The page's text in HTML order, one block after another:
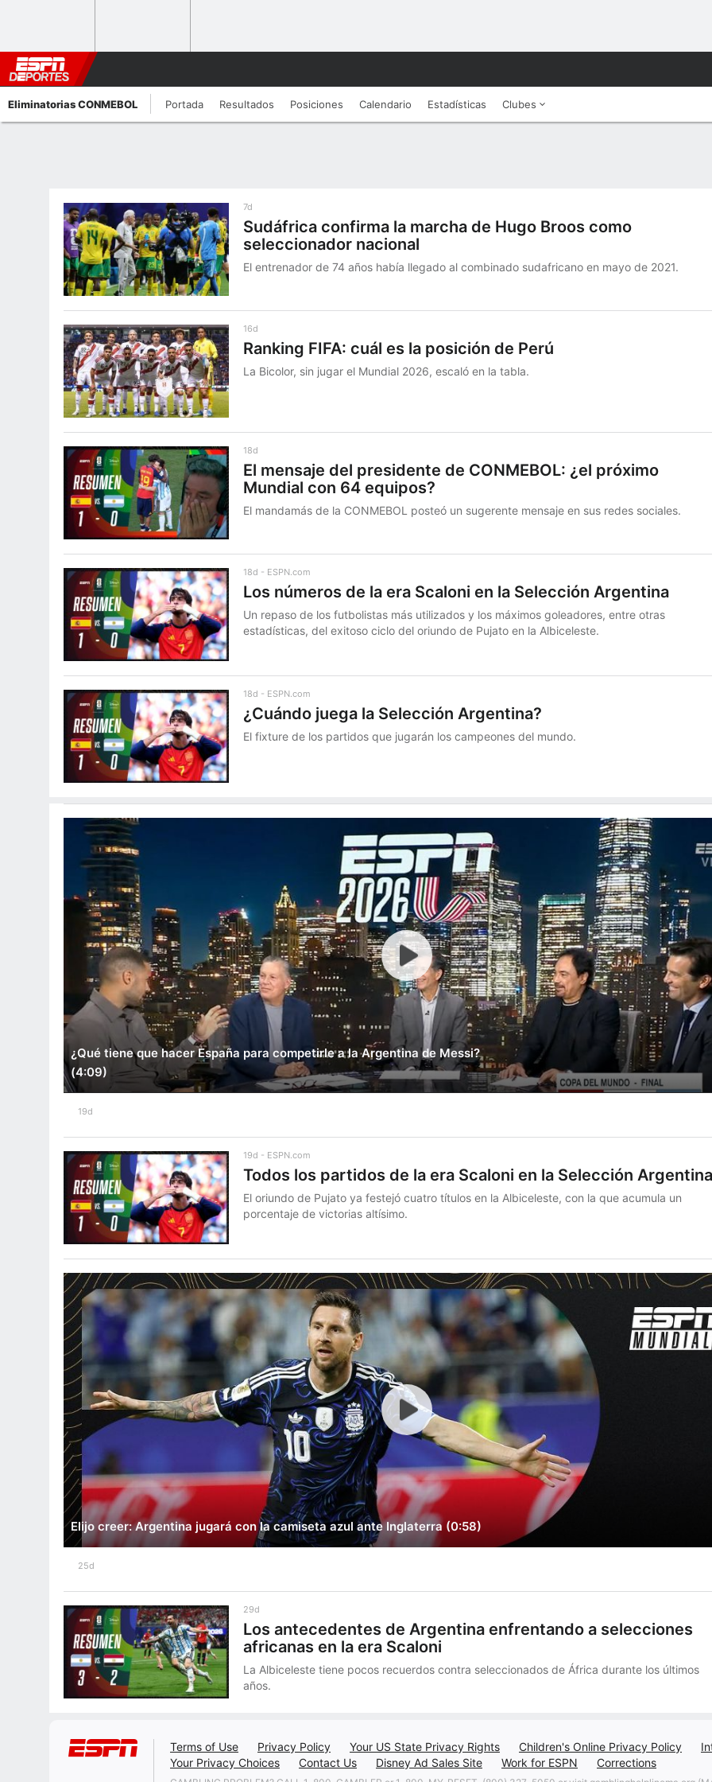
Eliminatorias CONMEBOL Portada Resultados Posiciones Calendario Estadísticas Clubes
7d
Sudáfrica confirma la marcha de Hugo Broos como
seleccionador nacional
El entrenador de 74 años había llegado al combinado sudafricano en mayo de 2021.
16d
Ranking FIFA: cuál es la posición de Perú
La Bicolor, sin jugar el Mundial 2026, escaló en la tabla.
18d
El mensaje del presidente de CONMEBOL: ¿el próximo
Mundial con 64 equipos?
El mandamás de la CONMEBOL posteó un sugerente mensaje en sus redes sociales.
18d ESPN.com
Los números de la era Scaloni en la Selección Argentina
Un repaso de los futbolistas más utilizados y los máximos goleadores, entre otras
estadísticas, del exitoso ciclo del oriundo de Pujato en la Albiceleste.
18d ESPN.com
¿Cuándo juega la Selección Argentina?
El fixture de los partidos que jugarán los campeones del mundo.
¿Qué tiene que hacer España para competirle a la Argentina de Messi?
(4:09)
19d
19d ESPN.com
Todos los partidos de la era Scaloni en la Selección Argentina
El oriundo de Pujato ya festejó cuatro títulos en la Albiceleste, con la que acumula un
porcentaje de victorias altísimo.
Elijo creer: Argentina jugará con la camiseta azul ante Inglaterra (0:58)
25d
29d
Los antecedentes de Argentina enfrentando a selecciones
africanas en la era Scaloni
La Albiceleste tiene pocos recuerdos contra seleccionados de África durante los últimos
años.
Terms of Use Privacy Policy Your US State Privacy Rights Children's Online Privacy Policy
Your Privacy Choices
Contact Us Disney Ad Sales Site Work for ESPN Corrections